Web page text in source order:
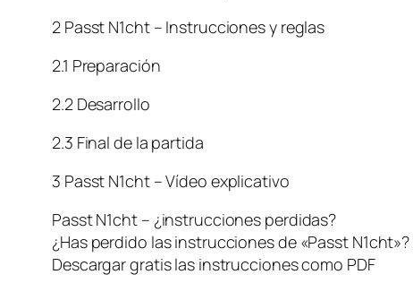
2 Passt N1cht – Instrucciones y reglas
2.1 Preparación
2.2 Desarrollo
2.3 Final de la partida
3 Passt N1cht – Vídeo explicativo
Passt N1cht – ¿instrucciones perdidas?
¿Has perdido las instrucciones de «Passt
Descargar gratis las instrucciones como PDF